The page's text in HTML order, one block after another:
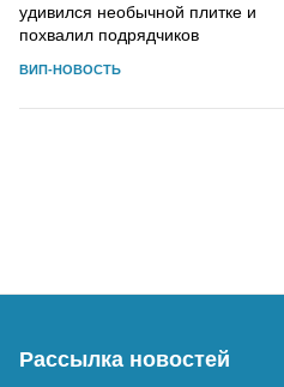
удивился необычной плитке и
похвалил подрядчиков
ВИП-НОВОСТЬ
Рассылка новостей